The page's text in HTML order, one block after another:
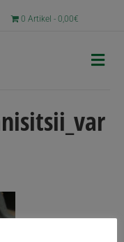
0 Artikel 0,00€
N
a
g
a